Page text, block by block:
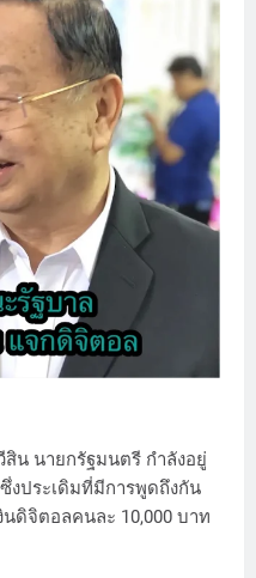
สิน นายกรัฐมนตรี กำลังอยู่
งประเดิมที่มีการพูดถึงกัน
ดิจิตอลคนละ 10,000 บาท